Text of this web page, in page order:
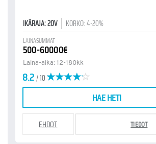
IKÄRAJA: 20V KORKO: 4-20%
LAINASUMMAT
500-60000€
Laina-aika: 12-180kk
8.2/ 10
HAE HETI
EHDOT TIEDOT